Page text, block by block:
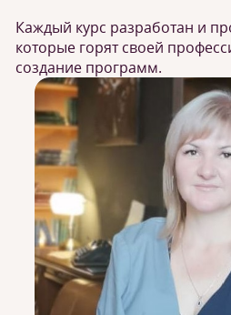
Каждый курс разработан и
которые горят своей
создание программ.